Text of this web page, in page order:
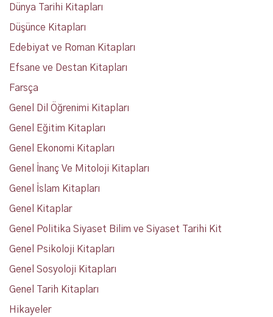
Dünya Tarihi Kitapları
Düşünce Kitapları
Edebiyat ve Roman Kitapları
Efsane ve Destan Kitapları
Farsça
Genel Dil Öğrenimi Kitapları
Genel Eğitim Kitapları
Genel Ekonomi Kitapları
Genel İnanç Ve Mitoloji Kitapları
Genel İslam Kitapları
Genel Kitaplar
Genel Politika Siyaset Bilim ve Siyaset Tarihi Kit
Genel Psikoloji Kitapları
Genel Sosyoloji Kitapları
Genel Tarih Kitapları
Hikayeler